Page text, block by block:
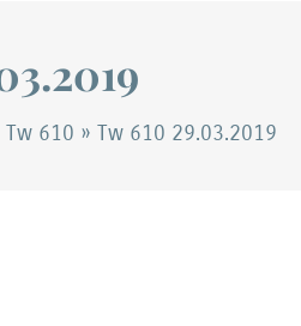
Tw 610 » Tw 610 29.03.2019